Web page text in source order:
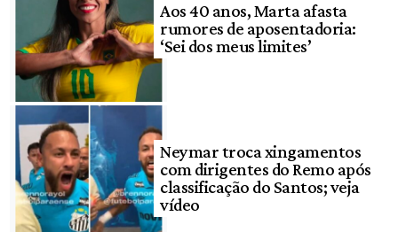
Aos 40 anos, Marta afasta
rumores de aposentadoria:
‘Sei dos meus limites’
Neymar troca xingamentos
com dirigentes do Remo após
classificação do Santos; veja
vídeo